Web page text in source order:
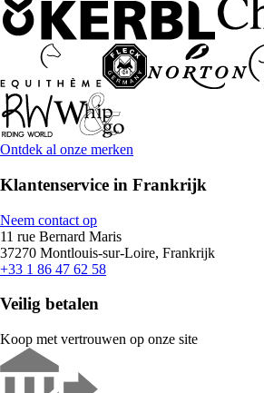
Ontdek al onze merken
Klantenservice in Frankrijk
Neem contact op
11 rue Bernard Maris
37270 Montlouis-sur-Loire, Frankrijk
+33 1 86 47 62 58
Veilig betalen
Koop met vertrouwen op onze site